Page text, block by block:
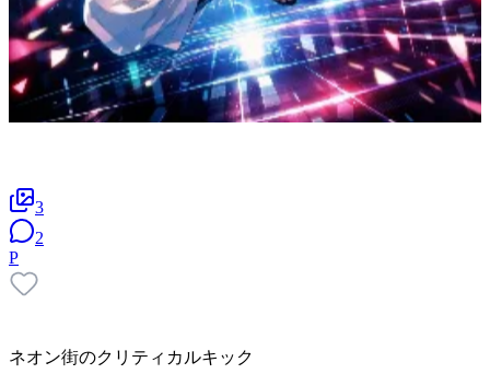
3
2
P
ネオン街のクリティカルキック